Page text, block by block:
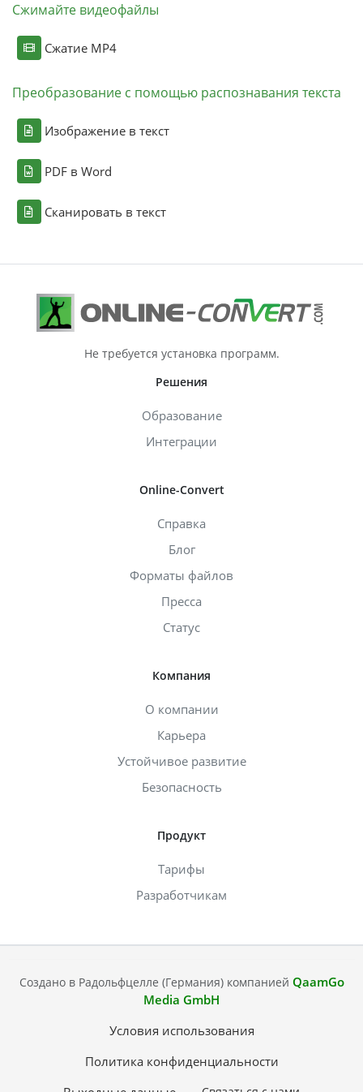
Сжимайте видеофайлы
Сжатие MP4
Преобразование с помощью распознавания текста
Изображение в текст
PDF в Word
Сканировать в текст
Не требуется установка программ.
Решения
Образование
Интеграции
Online-Convert
Справка
Блог
Форматы файлов
Пресса
Статус
Компания
О компании
Карьера
Устойчивое развитие
Безопасность
Продукт
Тарифы
Разработчикам
Создано в Радольфцелле (Германия) компанией QaamGo
Media GmbH
Условия использования
Политика конфиденциальности